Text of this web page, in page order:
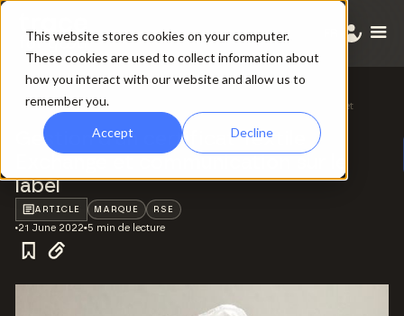
This website stores cookies on your computer.
These cookies are used to collect information about
how you interact with our website and allow us to
remember you.
Accept Decline
Toutes les ressources
Gestion d’un certificat Textile Exchange et
communication sur le label
Gestion d’un certificat Textile
label
ARTICLE MARQUE RSE
21 June 2022 5 min de lecture